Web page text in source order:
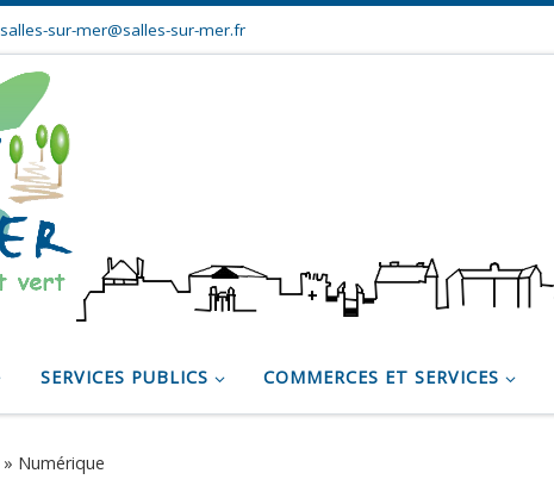
salles-sur-mer@salles-sur-mer.fr
SERVICES PUBLICS COMMERCES ET SERVICES
» Numérique